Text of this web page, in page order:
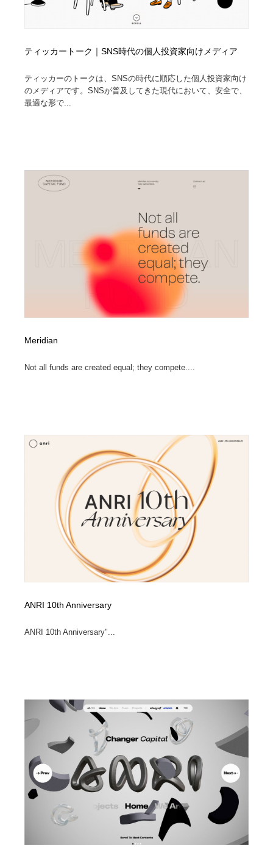
ティッカートーク｜SNS時代の個人投資家向けメディア
ティッカーのトークは、SNSの時代に順応した個人投資家向け
のメディアです。SNSが普及してきた現代において、安全で、
最適な形で...
Meridian
Not all funds are created equal; they compete....
ANRI 10th Anniversary
ANRI 10th Anniversary"...